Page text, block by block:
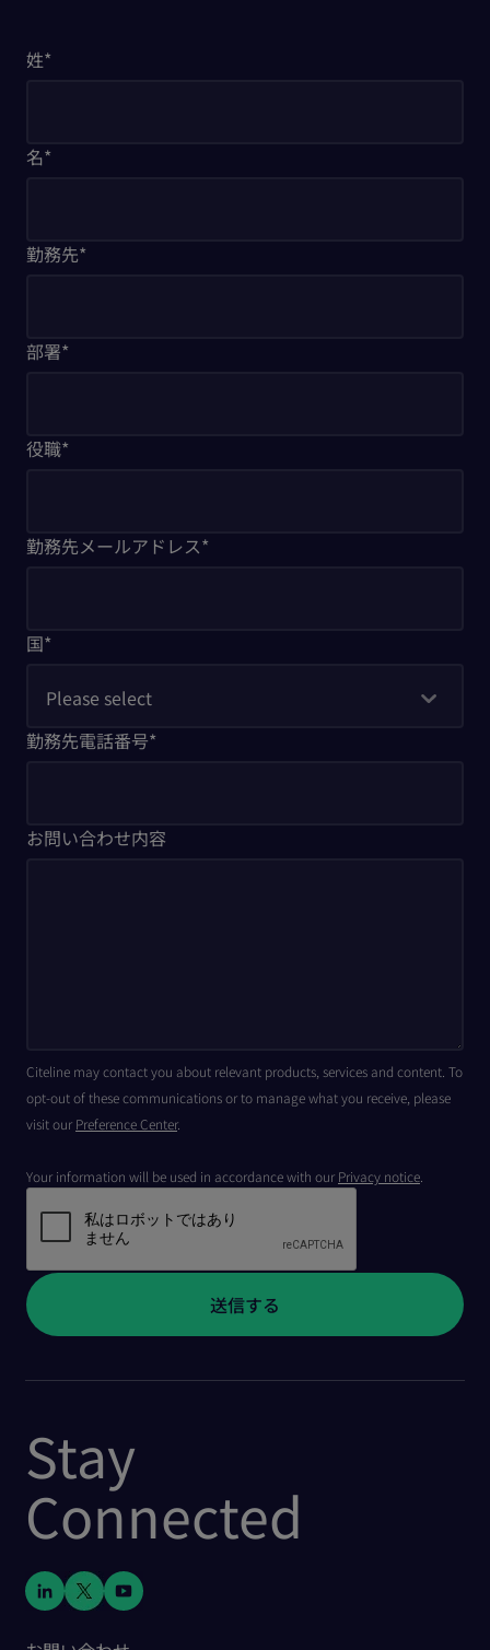
姓*
名*
勤務先*
部署*
役職*
勤務先メールアドレス*
国*
勤務先電話番号*
お問い合わせ内容
Citeline may contact you about relevant products, services and content. To
opt-out of these communications or to manage what you receive, please
visit our Preference Center.
Your information will be used in accordance with our Privacy notice
Stay
Connected